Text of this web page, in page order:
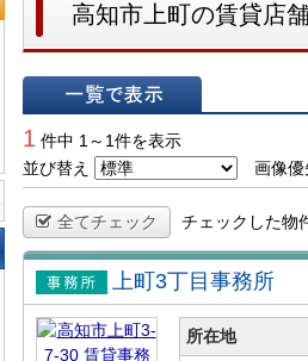
高知市上町の賃貸店
1 件中 1～1件を表示
並び替え
画像優
全てチェック チェックした物
賃貸事務
所
上町3丁目事務所
所在地